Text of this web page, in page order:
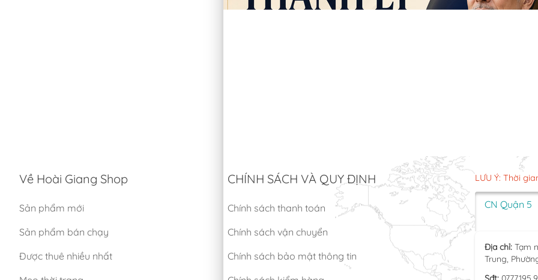
Về Hoài Giang Shop
Sản phẩm mới
Sản phẩm bán chạy
Được thuê nhiều nhất
CHÍNH SÁCH VÀ QUY ĐỊNH
Chính sách thanh toán
Chính sách vận chuyển
Chính sách bảo mật thông tin
LƯU Ý: Thời
CN Quận 5
Địa chỉ: Tạm
Trung,